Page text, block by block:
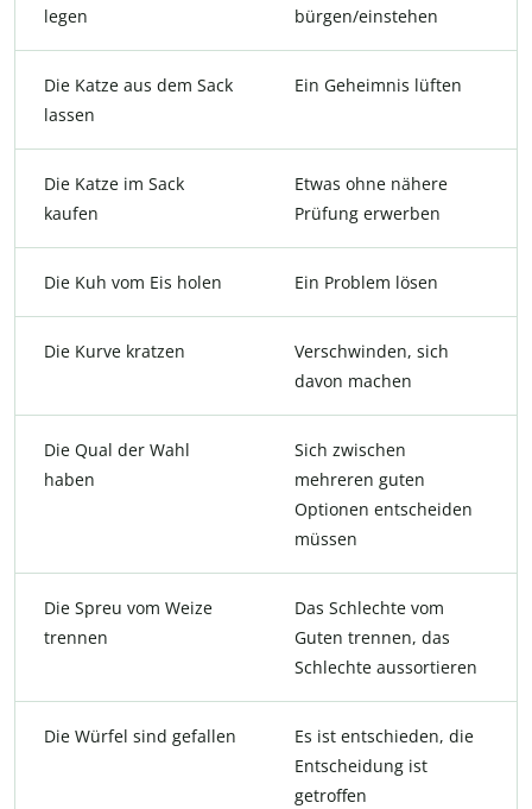
legen
bürgen/einstehen
Die Katze aus dem Sack
lassen
Ein Geheimnis lüften
Die Katze im Sack
kaufen
Etwas ohne nähere
Prüfung erwerben
Die Kuh vom Eis holen Ein Problem lösen
Die Kurve kratzen
Verschwinden, sich
davon machen
Die Qual der Wahl
haben
Sich zwischen
mehreren guten
Optionen entscheiden
müssen
Die Spreu vom Weize
trennen
Das Schlechte vom
Guten trennen, das
Schlechte aussortieren
Die Würfel sind gefallen
Es ist entschieden, die
Entscheidung ist
getroffen